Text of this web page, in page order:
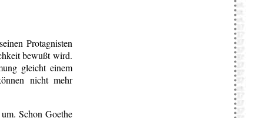
Protagnisten
bewußt wird.
gleicht einem
nicht mehr
Schon Goethe